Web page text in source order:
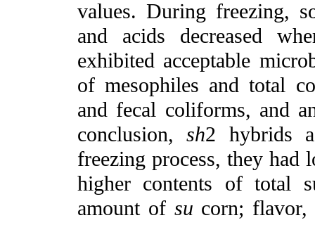
values. During freezing,
and acids decreased
exhibited acceptable
of mesophiles and total
and fecal coliforms, and
conclusion,sh2 hybrids
freezing process, they had
higher contents of total
amount of su corn; flavor,